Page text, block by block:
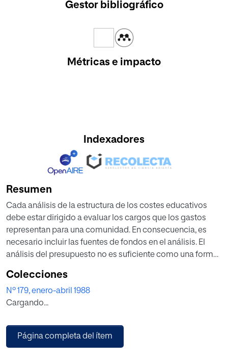
Gestor bibliográfico
Métricas e impacto
Indexadores
Resumen
Cada análisis de la estructura de los costes educativos
debe estar dirigido a evaluar los cargos que los gastos
representan para una comunidad. En consecuencia, es
necesario incluir las fuentes de fondos en el análisis. El
análisis del presupuesto no es suficiente como una forma
Colecciones
Nº 179, enero-abril 1988
Cargando...
Página completa del ítem